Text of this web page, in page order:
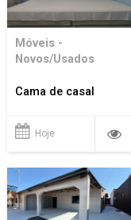
Móveis -
Novos/Usados
Cama de casal
Hoje